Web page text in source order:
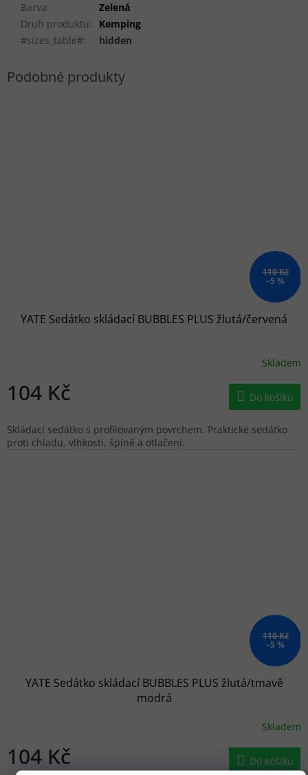
Barva:
Zelená
Druh produktu:
Kemping
#sizes_table#: hidden
110 Kč
–5 %
YATE Sedátko skládací BUBBLES PLUS žlutá/červená
Skladem
104 Kč Do košíku
Skládací sedátko s profilovaným povrchem. Praktické sedátko
proti chladu, vlhkosti, špíně a otlačení.
110 Kč
–5 %
YATE Sedátko skládací BUBBLES PLUS žlutá/tmavě
modrá
Skladem
104 Kč Do košíku